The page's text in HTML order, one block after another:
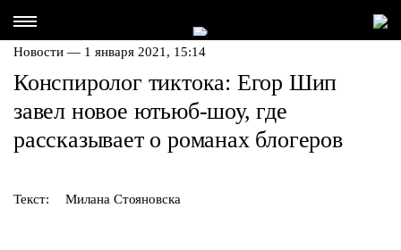
Новости — 1 января 2021, 15:14
Конспиролог тиктока: Егор Шип
завел новое ютьюб-шоу, где
рассказывает о романах блогеров
Текст: Милана Стояновска